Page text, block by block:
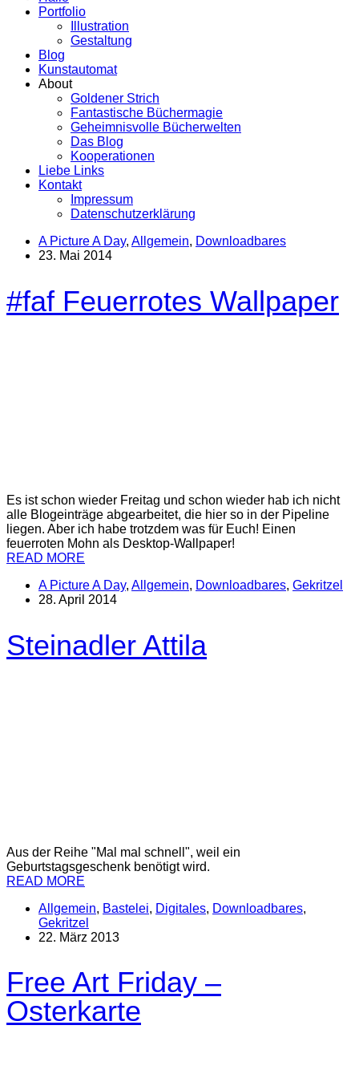
Portfolio
Illustration
Gestaltung
Blog
Kunstautomat
About
Goldener Strich
Fantastische Büchermagie
Geheimnisvolle Bücherwelten
Das Blog
Kooperationen
Liebe Links
Kontakt
Impressum
Datenschutzerklärung
A Picture A Day, Allgemein, Downloadbares
23. Mai 2014
#faf Feuerrotes Wallpaper
Es ist schon wieder Freitag und schon wieder hab ich nicht
alle Blogeinträge abgearbeitet, die hier so in der Pipeline
liegen. Aber ich habe trotzdem was für Euch! Einen
feuerroten Mohn als Desktop-Wallpaper!
READ MORE
A Picture A Day, Allgemein, Downloadbares, Gekritzel
28. April 2014
Steinadler Attila
Aus der Reihe "Mal mal schnell", weil ein
Geburtstagsgeschenk benötigt wird.
READ MORE
Allgemein, Bastelei, Digitales, Downloadbares,
Gekritzel
22. März 2013
Free Art Friday –
Osterkarte